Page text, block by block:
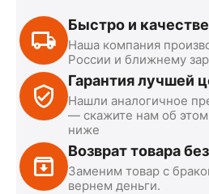
Быстро и
Наша компания
России и ближнему
Гарантия лучшей
Нашли аналогичное
— скажите нам об
ниже
Возврат товара
Заменим товар с
вернем деньги.